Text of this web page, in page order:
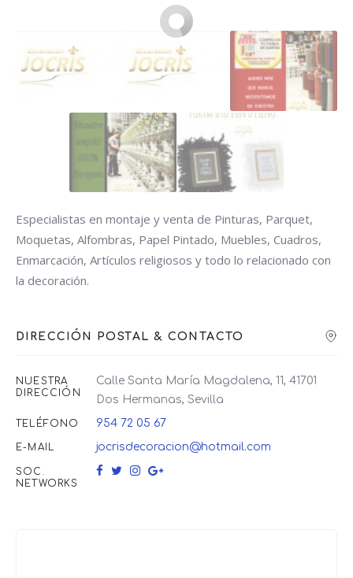
Especialistas en montaje y venta de Pinturas, Parquet,
Moquetas, Alfombras, Papel Pintado, Muebles, Cuadros,
Enmarcación, Artículos religiosos y todo lo relacionado con
la decoración.
DIRECCIÓN POSTAL & CONTACTO
NUESTRA
DIRECCIÓN
Calle Santa María Magdalena, 11, 41701
Dos Hermanas, Sevilla
TELÉFONO 954 72 05 67
E-MAIL jocrisdecoracion@hotmail.com
SOC.
NETWORKS